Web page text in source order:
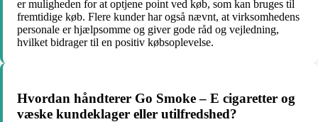
er muligheden for at optjene point ved køb, som kan bruges til
fremtidige køb. Flere kunder har også nævnt, at virksomhedens
personale er hjælpsomme og giver gode råd og vejledning,
hvilket bidrager til en positiv købsoplevelse.
Hvordan håndterer Go Smoke – E cigaretter og
væske kundeklager eller utilfredshed?